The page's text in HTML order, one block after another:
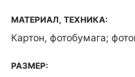
МАТЕРИАЛ, ТЕХНИКА:
Картон, фотобумага;
РАЗМЕР: